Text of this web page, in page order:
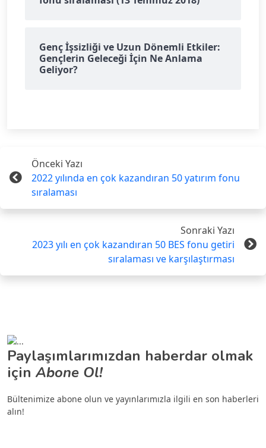
Genç İşsizliği ve Uzun Dönemli Etkiler:
Gençlerin Geleceği İçin Ne Anlama
Geliyor?
Önceki Yazı
2022 yılında en çok kazandıran 50 yatırım fonu
sıralaması
Sonraki Yazı
2023 yılı en çok kazandıran 50 BES fonu getiri
sıralaması ve karşılaştırması
Paylaşımlarımızdan haberdar olmak
için Abone Ol!
Bültenimize abone olun ve yayınlarımızla ilgili en son haberleri
alın!